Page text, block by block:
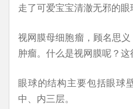
走了可爱宝宝清澈无邪的眼
视网膜母细胞瘤，顾名思
肿瘤。什么是视网膜呢？这
眼球的结构主要包括眼球
中、内三层。